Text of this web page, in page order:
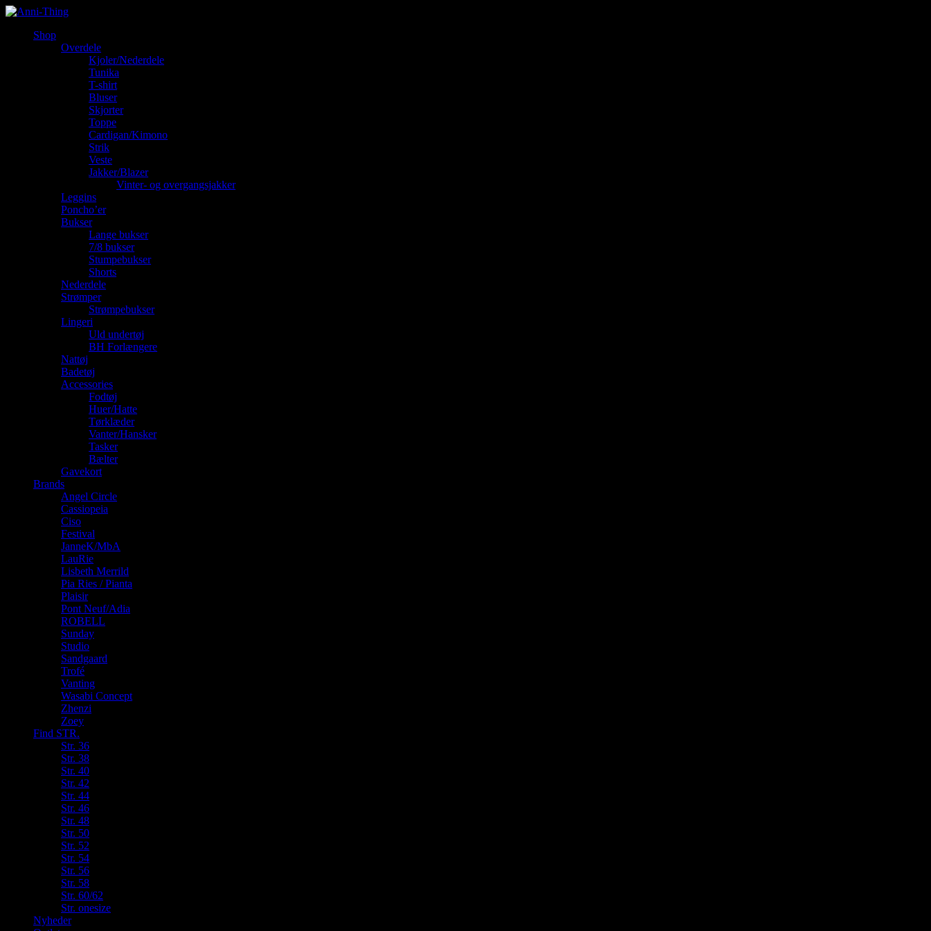
Shop
Overdele
Kjoler/Nederdele
Tunika
T-shirt
Bluser
Skjorter
Toppe
Cardigan/Kimono
Strik
Veste
Jakker/Blazer
Vinter- og overgangsjakker
Leggins
Poncho’er
Bukser
Lange bukser
7/8 bukser
Stumpebukser
Shorts
Nederdele
Strømper
Strømpebukser
Lingeri
Uld undertøj
BH Forlængere
Nattøj
Badetøj
Accessories
Fodtøj
Huer/Hatte
Tørklæder
Vanter/Hansker
Tasker
Bælter
Gavekort
Brands
Angel Circle
Cassiopeia
Ciso
Festival
JanneK/MbA
LauRie
Lisbeth Merrild
Pia Ries / Pianta
Plaisir
Pont Neuf/Adia
ROBELL
Sunday
Studio
Sandgaard
Trofé
Vanting
Wasabi Concept
Zhenzi
Zoey
Find STR.
Str. 36
Str. 38
Str. 40
Str. 42
Str. 44
Str. 46
Str. 48
Str. 50
Str. 52
Str. 54
Str. 56
Str. 58
Str. 60/62
Str. onesize
Nyheder